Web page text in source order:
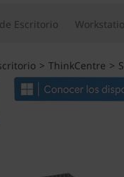
Escritorio
> ThinkCentre >